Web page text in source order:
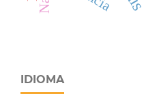
IDIOMA